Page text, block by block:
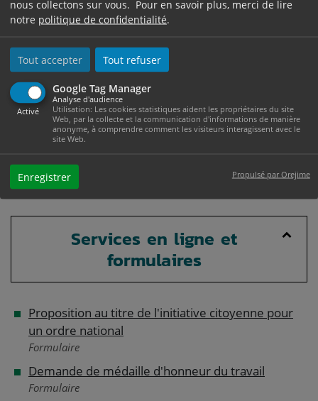
nous collectons sur vous. Pour en savoir plus, merci de lire
notre politique de confidentialité.
Tout accepter Tout refuser
Google Tag Manager
Activé
Analyse d'audience
Utilisation: Les cookies statistiques aident les propriétaires du site
Web, par la collecte et la communication d'informations de manière
anonyme, à comprendre comment les visiteurs interagissent avec le
site Web.
Enregistrer Propulsé par Orejime
administrative (Première ministre)
Médaille d'honneur régionale,
départementale et communale
Médaille d'honneur des sapeurs-pompiers
Ordre national du Mérite
Légion d'honneur
Services en ligne et
formulaires
Proposition au titre de l'initiative citoyenne pour
un ordre national
Formulaire
Demande de médaille d'honneur du travail
Formulaire